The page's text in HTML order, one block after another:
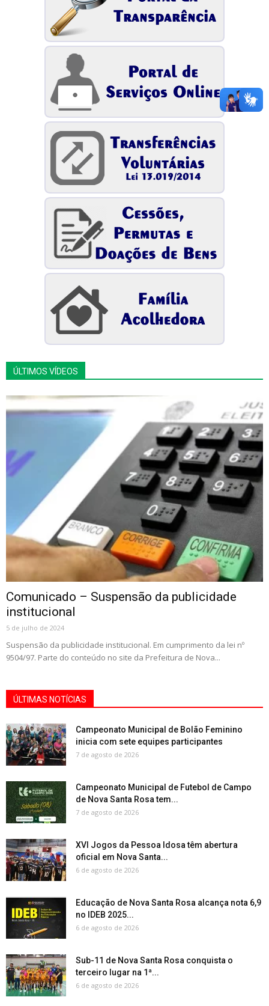
ÚLTIMOS VÍDEOS
Comunicado – Suspensão da publicidade
institucional
5 de julho de 2024
Suspensão da publicidade institucional. Em cumprimento da lei nº
9504/97. Parte do conteúdo no site da Prefeitura de Nova...
ÚLTIMAS NOTÍCIAS
Campeonato Municipal de Bolão Feminino
inicia com sete equipes participantes
7 de agosto de 2026
Campeonato Municipal de Futebol de Campo
de Nova Santa Rosa tem...
7 de agosto de 2026
XVI Jogos da Pessoa Idosa têm abertura
oficial em Nova Santa...
6 de agosto de 2026
Educação de Nova Santa Rosa alcança nota 6,9
no IDEB 2025...
6 de agosto de 2026
Sub-11 de Nova Santa Rosa conquista o
terceiro lugar na 1ª...
6 de agosto de 2026